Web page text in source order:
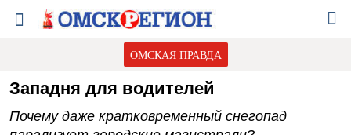
ОМСКАЯ ПРАВДА
Западня для водителей
Почему даже кратковременный снегопад